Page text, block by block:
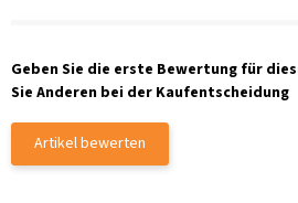
Geben Sie die erste Bewertung für
Sie Anderen bei der Kaufentscheidung
Artikel bewerten